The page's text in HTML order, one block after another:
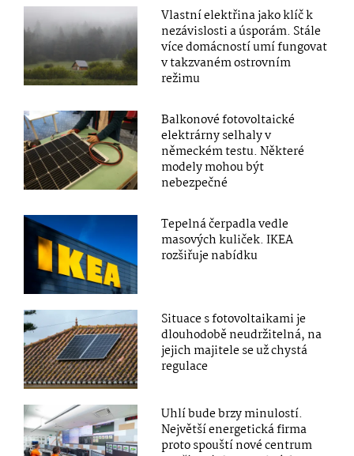
Vlastní elektřina jako klíč k
nezávislosti a úsporám. Stále
více domácností umí fungovat
v takzvaném ostrovním
režimu
Balkonové fotovoltaické
elektrárny selhaly v
německém testu. Některé
modely mohou být
nebezpečné
Tepelná čerpadla vedle
masových kuliček. IKEA
rozšiřuje nabídku
Situace s fotovoltaikami je
dlouhodobě neudržitelná, na
jejich majitele se už chystá
regulace
Uhlí bude brzy minulostí.
Největší energetická firma
proto spouští nové centrum